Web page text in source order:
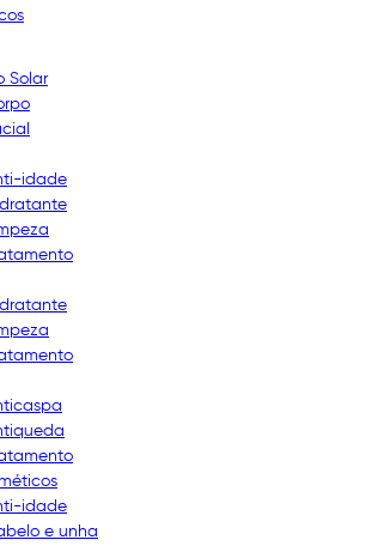
Solar
idade
idade
e unha